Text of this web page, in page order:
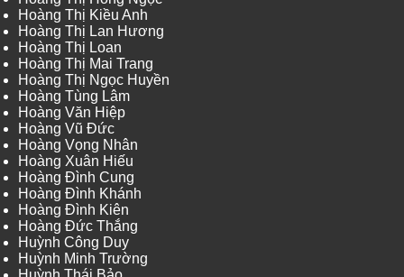
Hoàng Thị Kiều Anh
Hoàng Thị Lan Hương
Hoàng Thị Loan
Hoàng Thị Mai Trang
Hoàng Thị Ngọc Huyền
Hoàng Tùng Lâm
Hoàng Văn Hiệp
Hoàng Vũ Đức
Hoàng Vọng Nhân
Hoàng Xuân Hiếu
Hoàng Đình Cung
Hoàng Đình Khánh
Hoàng Đình Kiên
Hoàng Đức Thắng
Huỳnh Công Duy
Huỳnh Minh Trường